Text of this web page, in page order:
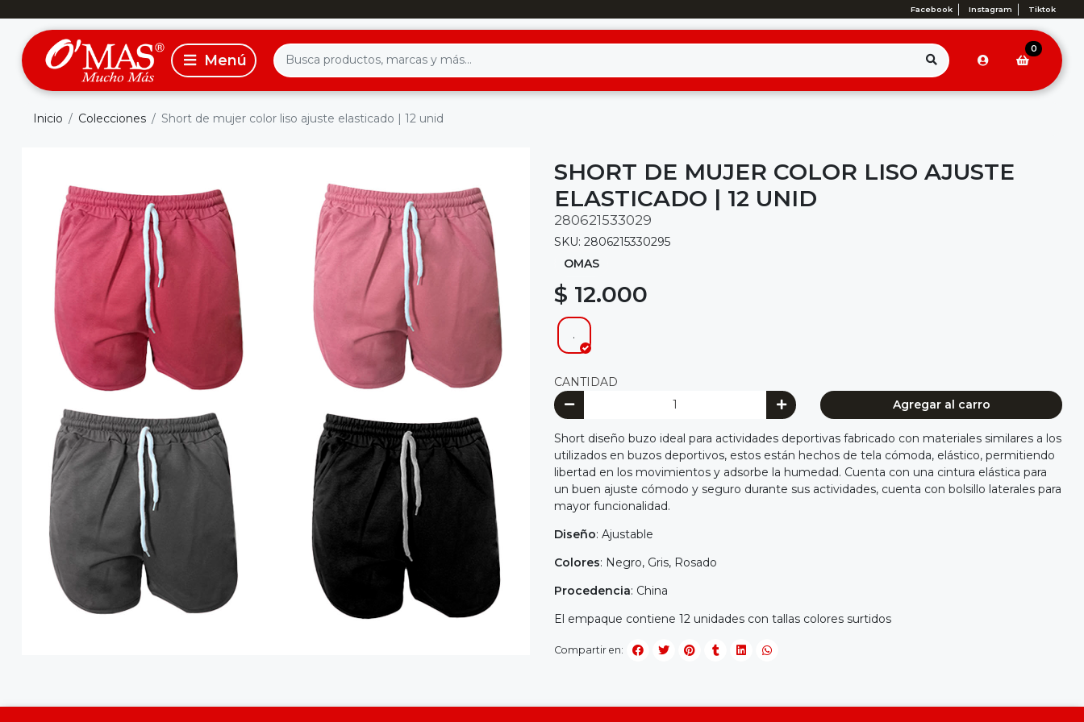
Facebook Instagram Tiktok
0
Inicio Colecciones Short de mujer color liso ajuste elasticado | 12 unid
SHORT DE MUJER COLOR LISO AJUSTE
ELASTICADO | 12 UNID
280621533029
SKU: 2806215330295
OMAS
$ 12.000
.
CANTIDAD
Agregar al carro
Short diseño buzo ideal para actividades deportivas fabricado con materiales similares a los
utilizados en buzos deportivos, estos están hechos de tela cómoda, elástico, permitiendo
libertad en los movimientos y adsorbe la humedad. Cuenta con una cintura elástica para
un buen ajuste cómodo y seguro durante sus actividades, cuenta con bolsillo laterales para
mayor funcionalidad.
Diseño: Ajustable
Colores: Negro, Gris, Rosado
Procedencia: China
El empaque contiene 12 unidades con tallas colores surtidos
Compartir en: